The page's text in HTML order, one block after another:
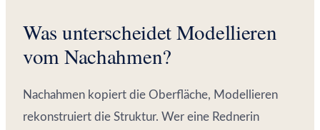
Was unterscheidet Modellieren
vom Nachahmen?
Nachahmen kopiert die Oberfläche, Modellieren
rekonstruiert die Struktur. Wer eine Rednerin